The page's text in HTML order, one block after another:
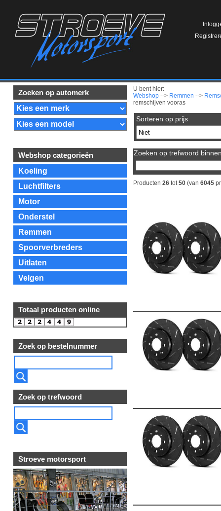
Zoeken op automerk
Webshop categorieën
Koeling
Luchtfilters
Motor
Onderstel
Remmen
Spoorverbreders
Uitlaten
Velgen
Totaal producten online
Zoek op bestelnummer
Zoek op trefwoord
Stroeve motorsport
U bent hier:
Webshop --> Remmen -->
remschijven vooras
Sorteren op prijs
Zoeken op trefwoord
Producten 26 tot 50 (van 6045